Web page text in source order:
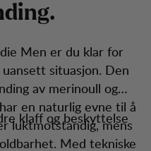
ding.
Men er du klar for
situasjon. Den
av merinoull og
en naturlig evne til å
luktmotstandig, mens
Med tekniske
klaff og beskyttelse